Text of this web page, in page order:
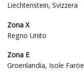
Liechtenstein, Svizzera
Zona X
Regno Unito
Zona E
Groenlandia, Isole Faröe